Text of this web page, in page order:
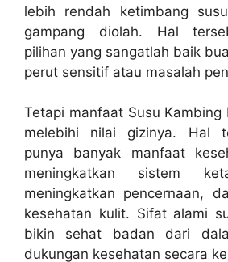
lebih rendah ketimbang
gampang diolah. Hal
pilihan yang sangatlah baik
perut sensitif atau masalah
Tetapi manfaat Susu Kambing
melebihi nilai gizinya. Hal
punya banyak manfaat
meningkatkan sistem
meningkatkan pencernaan,
kesehatan kulit. Sifat alami
bikin sehat badan dari
dukungan kesehatan secara